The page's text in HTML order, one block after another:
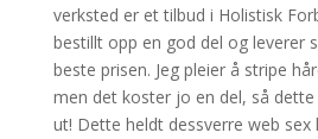
verksted er et tilbud i Holistisk
bestillt opp en god del og leverer
beste prisen. Jeg pleier å stripe
men det koster jo en del, så
ut! Dette heldt dessverre web sex